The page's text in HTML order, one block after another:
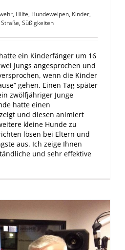
, Hilfe, Hundewelpen, Kinder,
Straße,Süßigkeiten
ein Kinderfänger um 16
Jungs angesprochen und
wenn die Kinder
gehen. Einen Tag später
zwölfjähriger Junge
hatte einen
und diesen animiert
kleine Hunde zu
lösen bei Eltern und
aus. Ich zeige Ihnen
und sehr effektive